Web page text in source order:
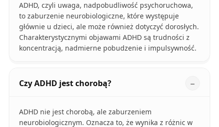
ADHD, czyli uwaga, nadpobudliwość psychoruchowa,
to zaburzenie neurobiologiczne, które występuje
głównie u dzieci, ale może również dotyczyć dorosłych.
Charakterystycznymi objawami ADHD są trudności z
koncentracją, nadmierne pobudzenie i impulsywność.
Czy ADHD jest chorobą?
ADHD nie jest chorobą, ale zaburzeniem
neurobiologicznym. Oznacza to, że wynika z różnic w